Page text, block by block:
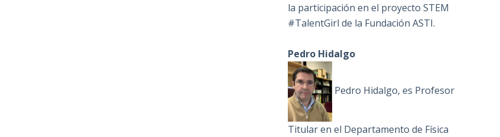
la participación en el proyecto STEM
#TalentGirl de la Fundación ASTI.
Pedro Hidalgo
Pedro Hidalgo, es Profesor
Titular en el Departamento de Física